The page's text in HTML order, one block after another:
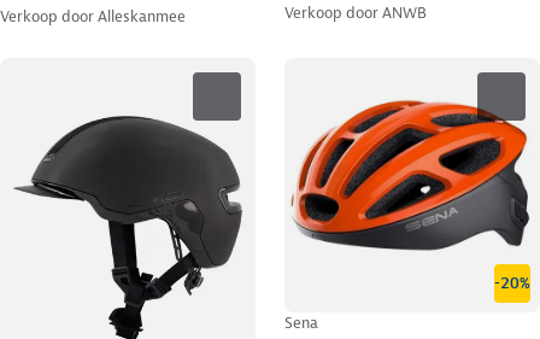
Verkoop doorAlleskanmee Verkoop doorANWB
-20%
Sena